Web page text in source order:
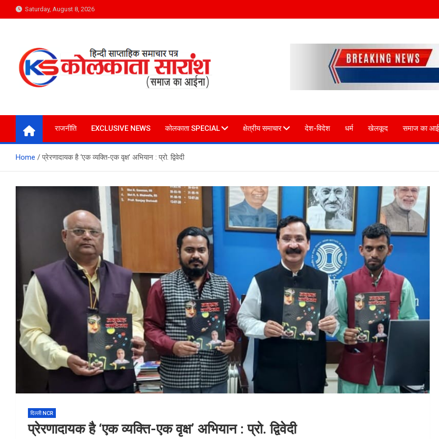
to
Saturday, August 8, 2026
Kolkata Saransh News
राजनीति EXCLUSIVE NEWS कोलकाता SPECIAL क्षेत्रीय समाचार देश-विदेश धर्म खेलकूद समाज का
Home प्रेरणादायक है ‘एक व्यक्ति-एक वृक्ष’ अभियान : प्रो. द्विवेदी
दिल्ली NCR
प्रेरणादायक है ‘एक व्यक्ति-एक वृक्ष’ अभियान : प्रो. द्विवेदी